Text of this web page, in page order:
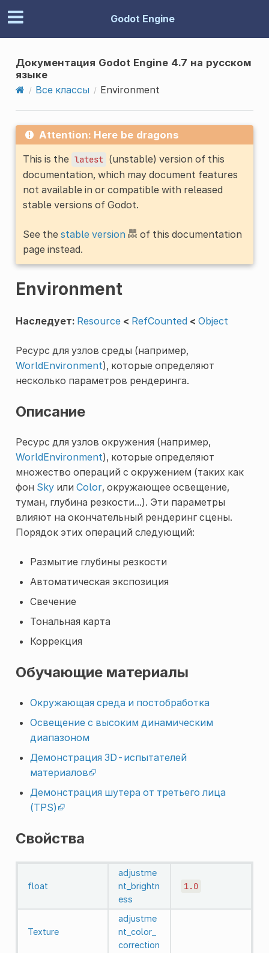
Godot Engine
Документация Godot Engine 4.7 на русском
языке
Все классы
Environment
Attention: Here be dragons
This is the latest (unstable) version of this
documentation, which may document features
not available in or compatible with released
stable versions of Godot.
See the stable version
of this documentation
page instead.
Environment
Наследует: Resource < RefCounted < Object
Ресурс для узлов среды (например,
WorldEnvironment), которые определяют
несколько параметров рендеринга.
Описание
Ресурс для узлов окружения (например,
WorldEnvironment), которые определяют
множество операций с окружением (таких как
фон Skyили Color, окружающее освещение,
туман, глубина резкости...). Эти параметры
влияют на окончательный рендеринг сцены.
Порядок этих операций следующий:
Размытие глубины резкости
Автоматическая экспозиция
Свечение
Тональная карта
Коррекция
Обучающие материалы
Окружающая среда и постобработка
Освещение с высоким динамическим
диапазоном
Демонстрация 3D-испытателей
материалов
Демонстрация шутера от третьего лица
(TPS)
Свойства
float
adjustme
nt_brightn
ess
1.0
Texture
adjustme
nt_color_
correction